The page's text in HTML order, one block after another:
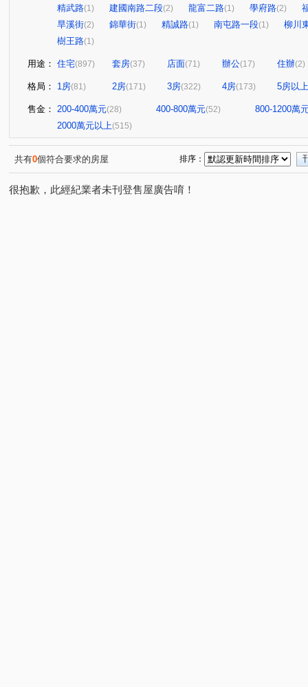
精武路(1) 建國南路二段(2) 龍富二路(1) 學府路(2)
旱溪街(2) 錦華街(1) 精誠路(1) 南屯路一段(1)
柳川
樹王路(1)
用途： 住宅(897) 套房(37) 店面(71) 辦公(17) 住辦(2)
格局： 1房(81) 2房(171) 3房(322) 4房(173) 5房以上
售金： 200-400萬元(28) 400-800萬元(52)
800-1200萬
2000萬元以上(515)
共有0個符合要求的房屋 排序：
很抱歉，此經紀業者未刊登售屋廣告唷！